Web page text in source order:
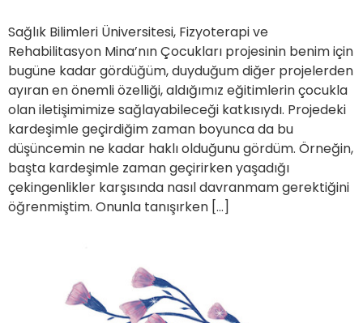
Sağlık Bilimleri Üniversitesi, Fizyoterapi ve
Rehabilitasyon Mina’nın Çocukları projesinin benim için
bugüne kadar gördüğüm, duyduğum diğer projelerden
ayıran en önemli özelliği, aldığımız eğitimlerin çocukla
olan iletişimimize sağlayabileceği katkısıydı. Projedeki
kardeşimle geçirdiğim zaman boyunca da bu
düşüncemin ne kadar haklı olduğunu gördüm. Örneğin,
başta kardeşimle zaman geçirirken yaşadığı
çekingenlikler karşısında nasıl davranmam gerektiğini
öğrenmiştim. Onunla tanışırken […]